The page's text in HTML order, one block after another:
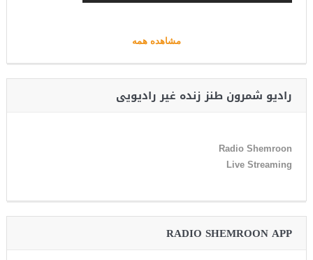
مشاهده همه
رادیو شمرون طنز زنده غیر رادیویی
Radio Shemroon
Live Streaming
RADIO SHEMROON APP